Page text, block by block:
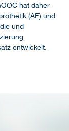
hat daher
(AE) und
und
entwickelt.